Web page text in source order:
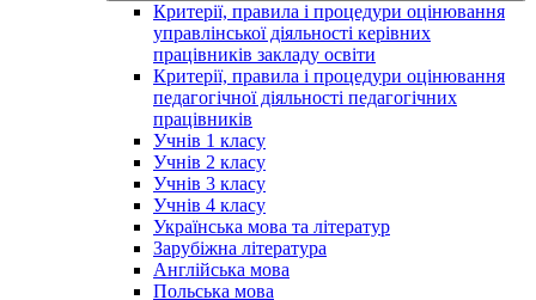
Критерії, правила і процедури оцінювання
управлінської діяльності керівних
працівників закладу освіти
Критерії, правила і процедури оцінювання
педагогічної діяльності педагогічних
працівників
Учнів 1 класу
Учнів 2 класу
Учнів 3 класу
Учнів 4 класу
Українська мова та літератур
Зарубіжна література
Англійська мова
Польська мова